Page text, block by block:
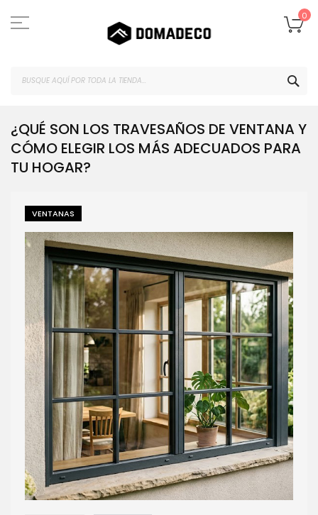
al
contenido
0
¿QUÉ SON LOS TRAVESAÑOS DE VENTANA Y
CÓMO ELEGIR LOS MÁS ADECUADOS PARA
TU HOGAR?
VENTANAS